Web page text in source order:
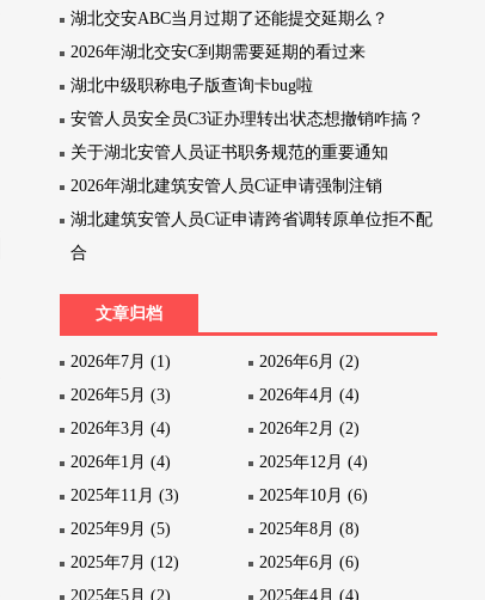
湖北交安ABC当月过期了还能提交延期么？
2026年湖北交安C到期需要延期的看过来
湖北中级职称电子版查询卡bug啦
安管人员安全员C3证办理转出状态想撤销咋搞？
关于湖北安管人员证书职务规范的重要通知
2026年湖北建筑安管人员C证申请强制注销
湖北建筑安管人员C证申请跨省调转原单位拒不配
合
文章归档
2026年7月 (1)
2026年6月 (2)
2026年5月 (3)
2026年4月 (4)
2026年3月 (4)
2026年2月 (2)
2026年1月 (4)
2025年12月 (4)
2025年11月 (3)
2025年10月 (6)
2025年9月 (5)
2025年8月 (8)
2025年7月 (12)
2025年6月 (6)
2025年5月 (2)
2025年4月 (4)